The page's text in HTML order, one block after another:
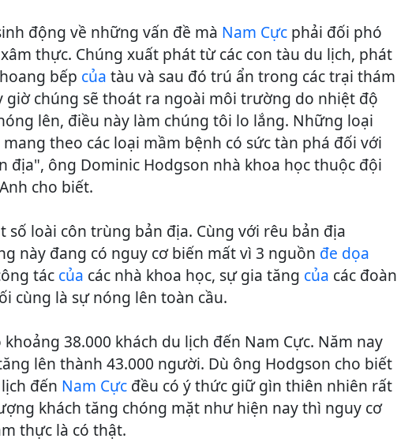
động về những vấn đề mà Nam Cực phải đối phó
thực. Chúng xuất phát từ các con tàu du lịch, phát
bếp của tàu và sau đó trú ẩn trong các trại thám
giờ chúng sẽ thoát ra ngoài môi trường do nhiệt độ
lên, điều này làm chúng tôi lo lắng. Những loại
theo các loại mầm bệnh có sức tàn phá đối với
địa", ông Dominic Hodgson nhà khoa học thuộc đội
Anh cho biết.
số loài côn trùng bản địa. Cùng với rêu bản địa
này đang có nguy cơ biến mất vì 3 nguồn đe dọa
tác của các nhà khoa học, sự gia tăng của các đoàn
cùng là sự nóng lên toàn cầu.
38.000 khách du lịch đến Nam Cực. Năm nay
lên thành 43.000 người. Dù ông Hodgson cho biết
đến Nam Cực đều có ý thức giữ gìn thiên nhiên rất
khách tăng chóng mặt như hiện nay thì nguy cơ
thực là có thật.